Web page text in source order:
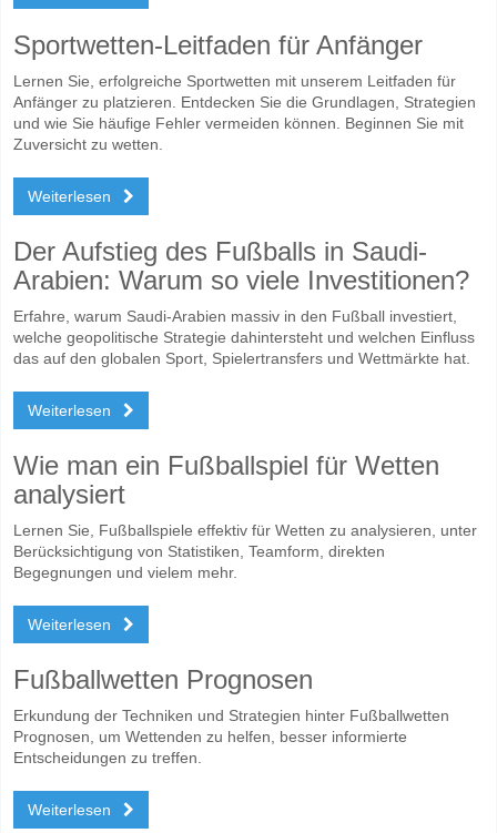
Sportwetten-Leitfaden für Anfänger
Lernen Sie, erfolgreiche Sportwetten mit unserem Leitfaden für
Anfänger zu platzieren. Entdecken Sie die Grundlagen, Strategien
und wie Sie häufige Fehler vermeiden können. Beginnen Sie mit
Zuversicht zu wetten.
Weiterlesen
Der Aufstieg des Fußballs in Saudi-
Arabien: Warum so viele Investitionen?
Erfahre, warum Saudi-Arabien massiv in den Fußball investiert,
welche geopolitische Strategie dahintersteht und welchen Einfluss
das auf den globalen Sport, Spielertransfers und Wettmärkte hat.
Weiterlesen
Wie man ein Fußballspiel für Wetten
analysiert
Lernen Sie, Fußballspiele effektiv für Wetten zu analysieren, unter
Berücksichtigung von Statistiken, Teamform, direkten
Begegnungen und vielem mehr.
Weiterlesen
Fußballwetten Prognosen
Erkundung der Techniken und Strategien hinter Fußballwetten
Prognosen, um Wettenden zu helfen, besser informierte
Entscheidungen zu treffen.
Weiterlesen